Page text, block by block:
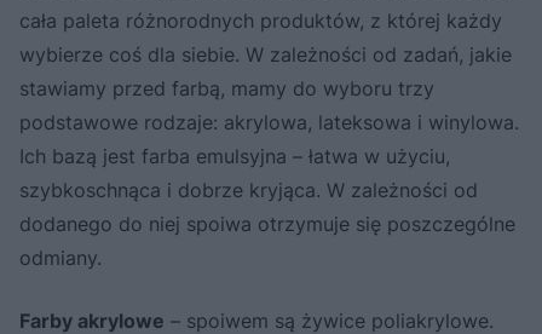
cała paleta różnorodnych produktów, z której każdy
wybierze coś dla siebie. W zależności od zadań, jakie
stawiamy przed farbą, mamy do wyboru trzy
podstawowe rodzaje: akrylowa, lateksowa i winylowa.
Ich bazą jest farba emulsyjna – łatwa w użyciu,
szybkoschnąca i dobrze kryjąca. W zależności od
dodanego do niej spoiwa otrzymuje się poszczególne
odmiany.
Farby akrylowe – spoiwem są żywice poliakrylowe.